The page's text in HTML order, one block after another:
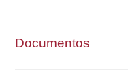
Documentos